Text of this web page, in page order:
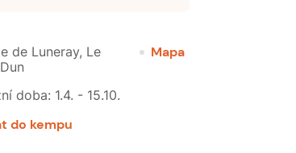
de Luneray, Le
Mapa
doba: 1.4. - 15.10.
do kempu